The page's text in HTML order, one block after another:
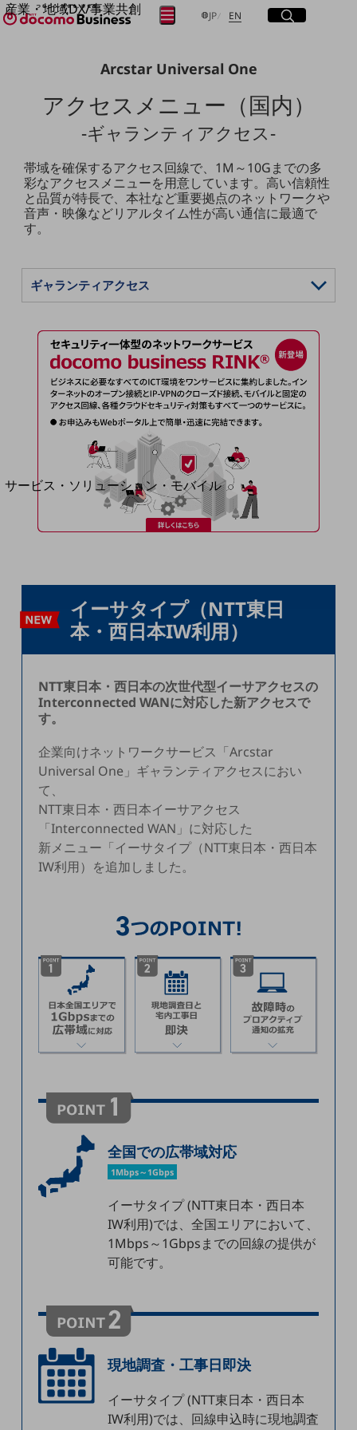
産業・地域DX/事業共創
OPEN HUB for Plural Futures
「社会可能性」を探究・実装する事業共創エコシステムです。
イベント/ウェビナー
記事コンテンツ
プレイヤー(カタリスト/パートナー企業)
Smart World
産業・地域DXプラットフォーマーとして
企業と地域が持続成長する社会を目指します
Smart City
Smart Education
Smart Worksite
生成AI(Generative AI)
地域社会を支える皆さまと地域課題の解決や
地域経済のさらなる活性化に取り組みます
自治体・地域社会との共創
LGPF(Local Government Platform)
別ウィンドウで開きます
サービス・ソリューション・モバイル
サービス・ソリューションTOP
DXに関する課題を解決する
ネットワーク・モバイル
クラウド・データセンター
セキュリティ
データ利活用
運用管理
業務支援・マーケティング
課題・ニーズで探すTOP
コミュニケーション・情報共有
マーケティング
業務効率化
災害対策
地域共創・地方創生
セキュリティ対策
顧客体験（CX）改善
一次産業
医療・介護
JP日本語
EN Englishサイト内検索
開く
メニュー
開く
フリーワードを入力して探す
フリーワードでNTTドコモビジネスの
取り組みを検索
検索する
Arcstar Universal One
アクセスメニュー（国内）
-ギャランティアクセス-
帯域を確保するアクセス回線で、1M～10Gまでの多
彩なアクセスメニューを用意しています。高い信頼性
と品質が特長で、本社など重要拠点のネットワークや
音声・映像などリアルタイム性が高い通信に最適で
す。
イーサタイプ（NTT東⽇
本・⻄⽇本IW利用）
NTT東⽇本・⻄⽇本の次世代型イーサアクセスの
Interconnected WANに対応した新アクセスで
す。
企業向けネットワークサービス「Arcstar
Universal One」ギャランティアクセスにおい
て、
NTT東日本・西日本イーサアクセス
「Interconnected WAN」に対応した
新メニュー「イーサタイプ（NTT東日本・西日本
IW利用）を追加しました。
全国での広帯域対応
1Mbps～1Gbps
イーサタイプ (NTT東日本・西日本
IW利用)では、全国エリアにおいて、
1Mbps～1Gbpsまでの回線の提供が
可能です。
現地調査・工事日即決
イーサタイプ (NTT東日本・西日本
IW利用)では、回線申込時に現地調査